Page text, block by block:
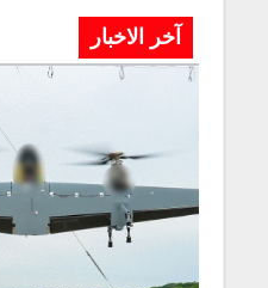
آخر الاخبار